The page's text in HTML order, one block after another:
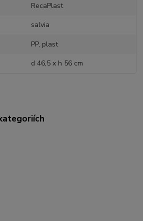
RecaPlast
salvia
PP, plast
d 46,5 x h 56 cm